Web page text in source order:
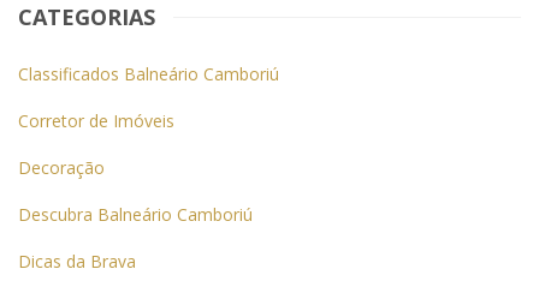
CATEGORIAS
Classificados Balneário Camboriú
Corretor de Imóveis
Decoração
Descubra Balneário Camboriú
Dicas da Brava